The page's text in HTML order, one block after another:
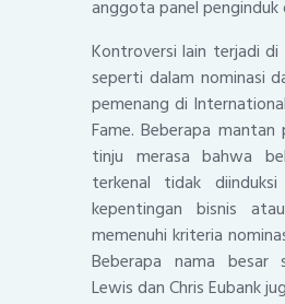
anggota panel penginduk
Kontroversi lain terjadi di
seperti dalam nominasi
pemenang di
Fame. Beberapa
tinju merasa bahwa
terkenal tidak diinduksi
kepentingan bisnis
memenuhi kriteria
Beberapa nama besar
Lewis dan Chris Eubank